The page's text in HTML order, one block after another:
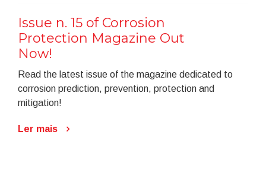
Issue n. 15 of Corrosion
Protection Magazine Out
Now!
Read the latest issue of the magazine dedicated to
corrosion prediction, prevention, protection and
mitigation!
Ler mais